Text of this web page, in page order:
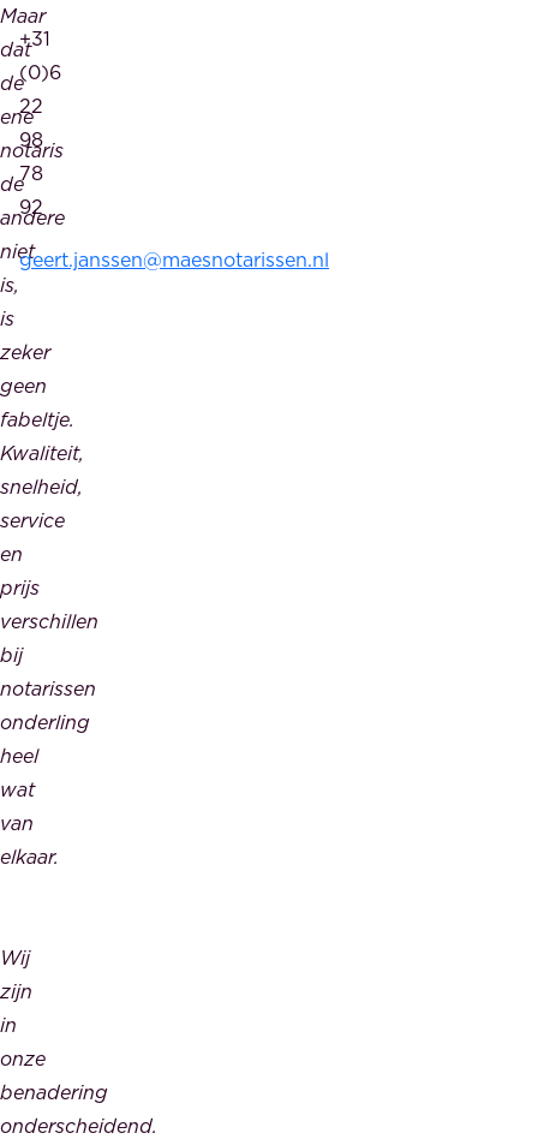
Maar
dat
de
ene
notaris
de
andere
niet
is,
is
zeker
geen
fabeltje.
Kwaliteit,
snelheid,
service
en
prijs
verschillen
bij
notarissen
onderling
heel
wat
van
elkaar.
Wij
zijn
in
onze
benadering
onderscheidend.
+31
(0)6
22
98
78
92
geert.janssen@maesnotarissen.nl